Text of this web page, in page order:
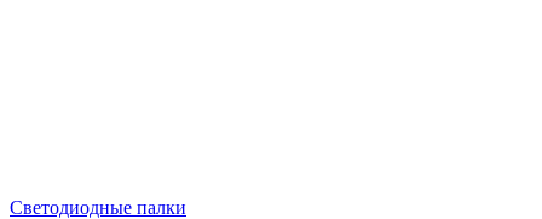
Светодиодные палки